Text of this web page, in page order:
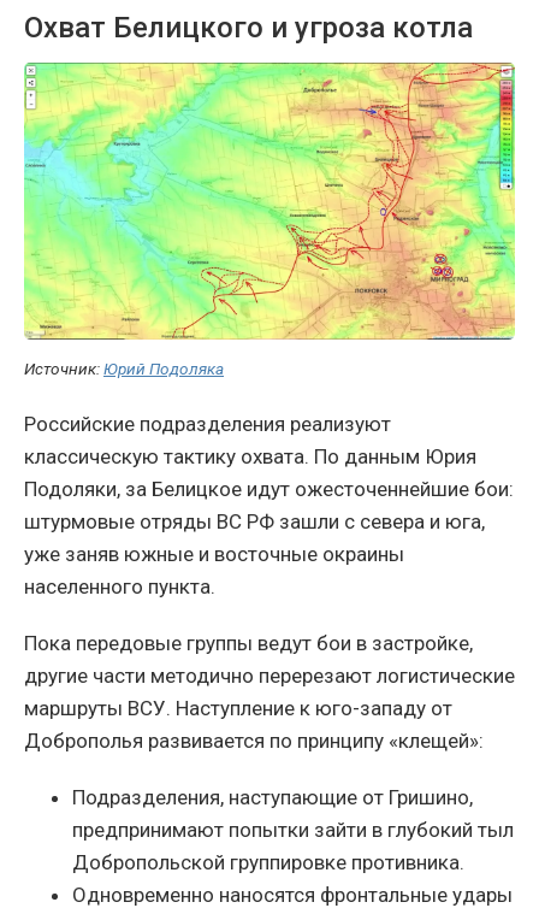
Охват Белицкого и угроза котла
Источник:Юрий Подоляка
Российские подразделения реализуют
классическую тактику охвата. По данным Юрия
Подоляки, за Белицкое идут ожесточеннейшие бои:
штурмовые отряды ВС РФ зашли с севера и юга,
уже заняв южные и восточные окраины
населенного пункта.
Пока передовые группы ведут бои в застройке,
другие части методично перерезают логистические
маршруты ВСУ. Наступление к юго-западу от
Доброполья развивается по принципу «клещей»:
Подразделения, наступающие от Гришино,
предпринимают попытки зайти в глубокий тыл
Добропольской группировке противника.
Одновременно наносятся фронтальные удары